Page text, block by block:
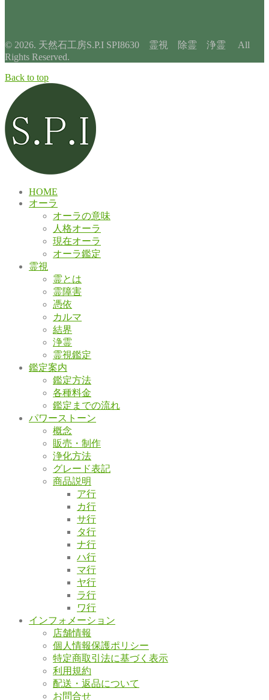
© 2026. 天然石工房S.P.I SPI8630 霊視 除霊 浄霊 All
Rights Reserved.
Back to top
HOME
オーラ
オーラの意味
人格オーラ
現在オーラ
オーラ鑑定
霊視
霊とは
霊障害
憑依
カルマ
結界
浄霊
霊視鑑定
鑑定案内
鑑定方法
各種料金
鑑定までの流れ
パワーストーン
概念
販売・制作
浄化方法
グレード表記
商品説明
ア行
カ行
サ行
タ行
ナ行
ハ行
マ行
ヤ行
ラ行
ワ行
インフォメーション
店舗情報
個人情報保護ポリシー
特定商取引法に基づく表示
利用規約
配送・返品について
お問合せ